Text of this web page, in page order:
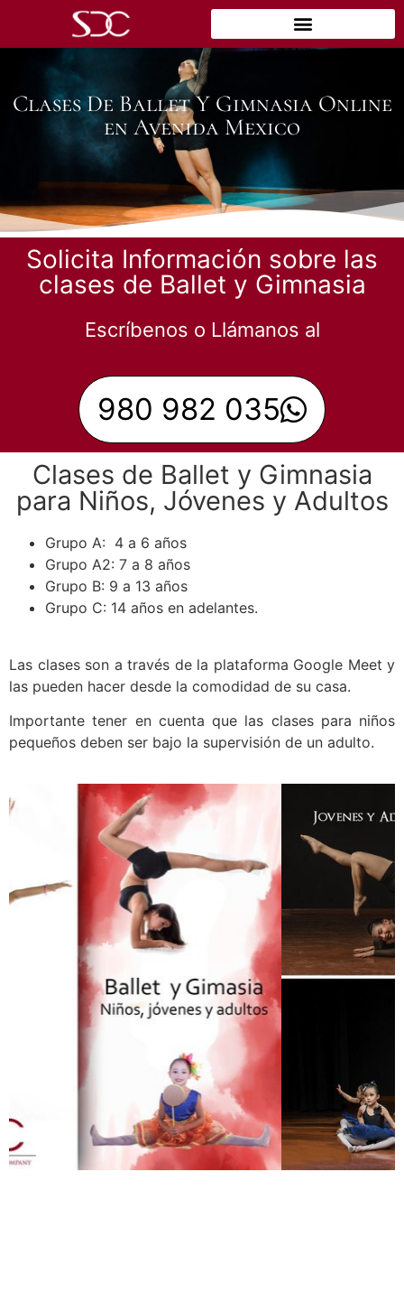
Clases De Ballet Y Gimnasia Online
en Avenida Mexico
Solicita Información sobre las
clases de Ballet y Gimnasia
Escríbenos o Llámanos al
980 982 035
Clases de Ballet y Gimnasia
para Niños, Jóvenes y Adultos
Grupo A: 4 a 6 años
Grupo A2: 7 a 8 años
Grupo B: 9 a 13 años
Grupo C: 14 años en adelantes.
Las clases son a través de la plataforma Google Meet y
las pueden hacer desde la comodidad de su casa.
Importante tener en cuenta que las clases para niños
pequeños deben ser bajo la supervisión de un adulto.